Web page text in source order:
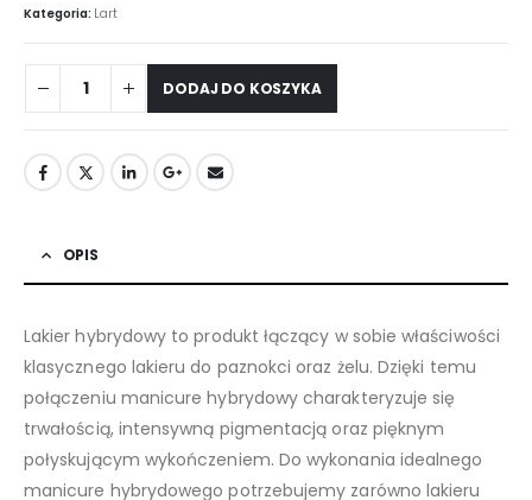
Kategoria: Lart
DODAJ DO KOSZYKA
OPIS
Lakier hybrydowy to produkt łączący w sobie właściwości
klasycznego lakieru do paznokci oraz żelu. Dzięki temu
połączeniu manicure hybrydowy charakteryzuje się
trwałością, intensywną pigmentacją oraz pięknym
połyskującym wykończeniem. Do wykonania idealnego
manicure hybrydowego potrzebujemy zarówno lakieru